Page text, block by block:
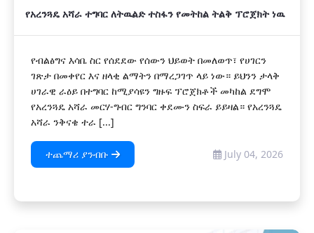
የአረንጓዴ አሻራ ተግባር ለትዉልድ ተስፋን የመትከል ትልቅ ፕሮጀክት ነዉ
የብልፅግና እሳቤ ስር የሰደደው የሰውን ህይወት በመለወጥ፣ የሀገርን
ገጽታ በመቀየር እና ዘላቂ ልማትን በማረጋገጥ ላይ ነው። ይህንን ታላቅ
ሀገራዊ ራዕይ በተግባር ከሚያሳዩን ግዙፍ ፕሮጀክቶች መካከል ደግሞ
የአረንጓዴ አሻራ መርሃ-ግብር ግንባር ቀደሙን ስፍራ ይይዛል። የአረንጓዴ
አሻራ ንቅናቄ ተራ [...]
ተጨማሪ ያንብቡ July 04, 2026